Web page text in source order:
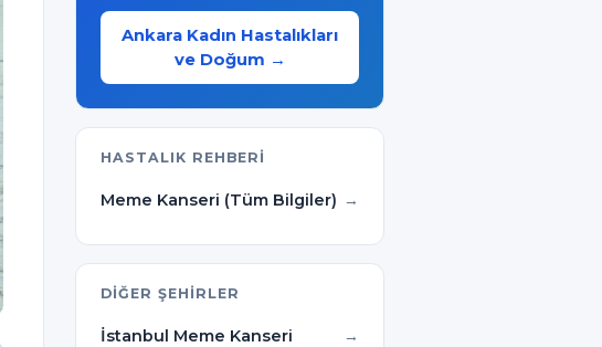
Ankara Kadın Hastalıkları
ve Doğum →
HASTALIK REHBERI
Meme Kanseri (Tüm Bilgiler)
DIĞER ŞEHIRLER
İstanbul Meme Kanseri